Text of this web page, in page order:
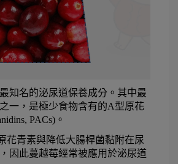
知名的泌尿道保養成分。其中最
一，是極少食物含有的A型原花
PACs)。
花青素與降低大腸桿菌黏附在尿
因此蔓越莓經常被應用於泌尿道